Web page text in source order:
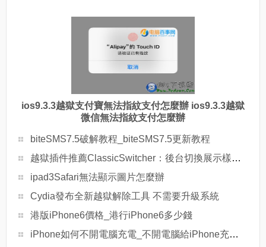
ios9.3.3越獄支付寶無法指紋支付怎麼辦 ios9.3.3越獄
微信無法指紋支付怎麼辦
biteSMS7.5破解教程_biteSMS7.5更新教程
越獄插件推薦ClassicSwitcher：後台切換展示樣式增強插件
ipad3Safari無法顯示圖片怎麼辦
Cydia發布全新越獄解除工具 不需要升級系統
港版iPhone6價格_港行iPhone6多少錢
iPhone如何不開電腦充電_不開電腦給iPhone充電方法